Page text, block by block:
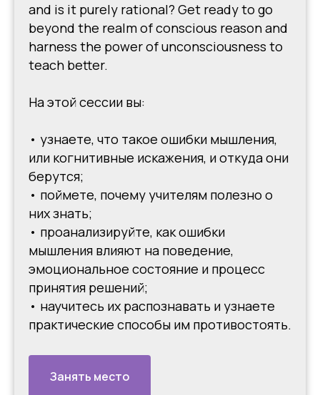
and is it purely rational? Get ready to go
beyond the realm of conscious reason and
harness the power of unconsciousness to
teach better.
На этой сессии вы:
• узнаете, что такое ошибки мышления,
или когнитивные искажения, и откуда они
берутся;
• поймете, почему учителям полезно о
них знать;
• проанализируйте, как ошибки
мышления влияют на поведение,
эмоциональное состояние и процесс
принятия решений;
• научитесь их распознавать и узнаете
практические способы им противостоять.
Занять место